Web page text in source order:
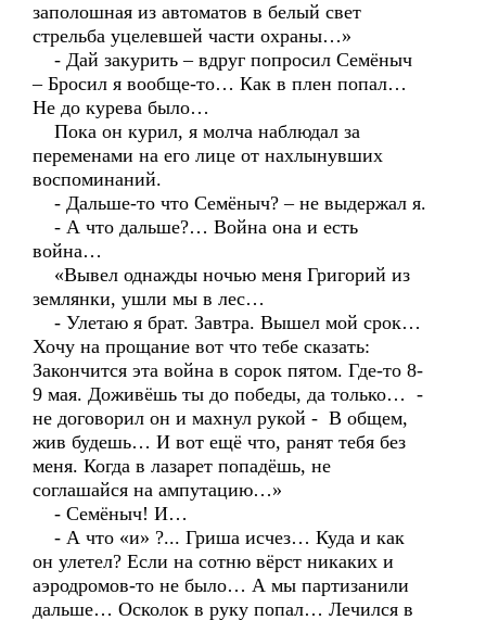
заполошная из автоматов в белый свет
стрельба уцелевшей части охраны…»
- Дай закурить – вдруг попросил Семёныч
– Бросил я вообще-то… Как в плен попал…
Не до курева было…
Пока он курил, я молча наблюдал за
переменами на его лице от нахлынувших
воспоминаний.
- Дальше-то что Семёныч? – не выдержал я.
- А что дальше?… Война она и есть
война…
«Вывел однажды ночью меня Григорий из
землянки, ушли мы в лес…
- Улетаю я брат. Завтра. Вышел мой срок…
Хочу на прощание вот что тебе сказать:
Закончится эта война в сорок пятом. Где-то 8-
9 мая. Доживёшь ты до победы, да только… -
не договорил он и махнул рукой - В общем,
жив будешь… И вот ещё что, ранят тебя без
меня. Когда в лазарет попадёшь, не
соглашайся на ампутацию…»
- Семёныч! И…
- А что «и» ?... Гриша исчез… Куда и как
он улетел? Если на сотню вёрст никаких и
аэродромов-то не было… А мы партизанили
дальше… Осколок в руку попал… Лечился в